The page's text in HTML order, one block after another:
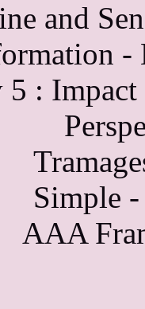
and
-
5 :
Simple
AAA